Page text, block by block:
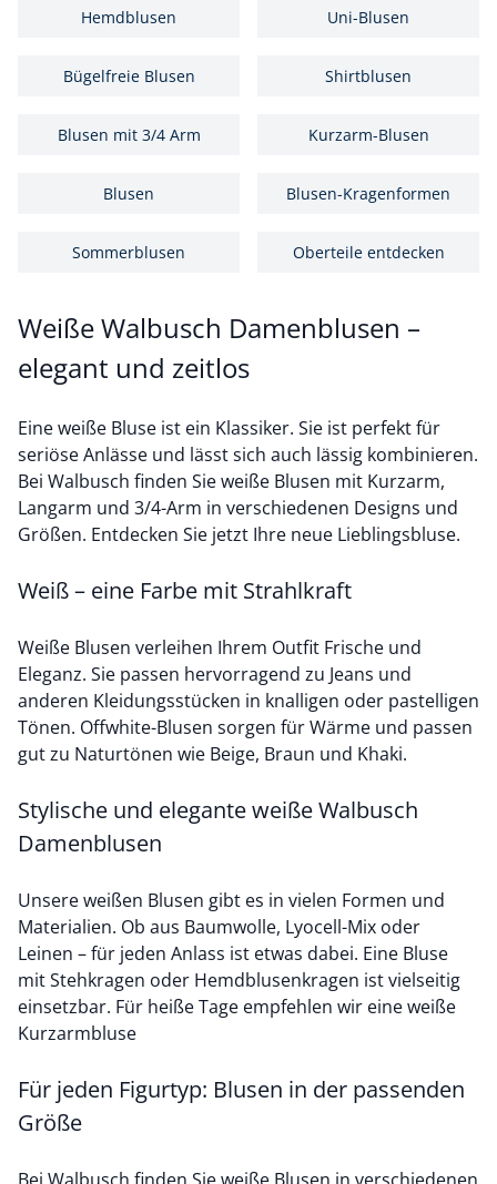
Hemdblusen Uni-Blusen
Bügelfreie Blusen Shirtblusen
Blusen mit 3/4 Arm Kurzarm-Blusen
Blusen Blusen-Kragenformen
Sommerblusen Oberteile entdecken
Weiße Walbusch Damenblusen –
elegant und zeitlos
Eine weiße Bluse ist ein Klassiker. Sie ist perfekt für
seriöse Anlässe und lässt sich auch lässig kombinieren.
Bei Walbusch finden Sie weiße Blusen mit Kurzarm,
Langarm und 3/4-Arm in verschiedenen Designs und
Größen. Entdecken Sie jetzt Ihre neue Lieblingsbluse.
Weiß – eine Farbe mit Strahlkraft
Weiße Blusen verleihen Ihrem Outfit Frische und
Eleganz. Sie passen hervorragend zu Jeans und
anderen Kleidungsstücken in knalligen oder pastelligen
Tönen. Offwhite-Blusen sorgen für Wärme und passen
gut zu Naturtönen wie Beige, Braun und Khaki.
Stylische und elegante weiße Walbusch
Damenblusen
Unsere weißen Blusen gibt es in vielen Formen und
Materialien. Ob aus Baumwolle, Lyocell-Mix oder
Leinen – für jeden Anlass ist etwas dabei. Eine Bluse
mit Stehkragen oder Hemdblusenkragen ist vielseitig
einsetzbar. Für heiße Tage empfehlen wir eine weiße
Kurzarmbluse
Für jeden Figurtyp: Blusen in der passenden
Größe